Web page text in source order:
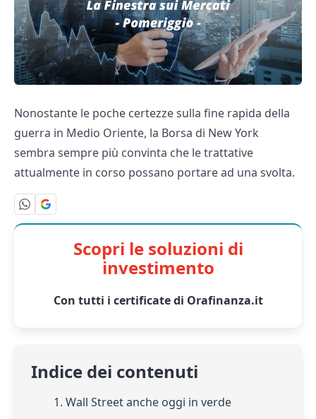
Nonostante le poche certezze sulla fine rapida della
guerra in Medio Oriente, la Borsa di New York
sembra sempre più convinta che le trattative
attualmente in corso possano portare ad una svolta.
Scopri le soluzioni di
investimento
Con tutti i certificate di Orafinanza.it
Indice dei contenuti
1. Wall Street anche oggi in verde